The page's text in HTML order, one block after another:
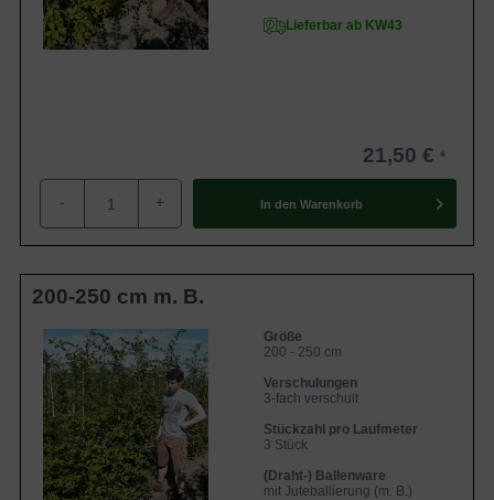
Lieferbar ab KW43
21,50 €
- + In den Warenkorb
200-250 cm m. B.
Größe
200 - 250 cm
Verschulungen
3-fach verschult
Stückzahl pro Laufmeter
3 Stück
(Draht-) Ballenware
mit Juteballierung (m. B.)